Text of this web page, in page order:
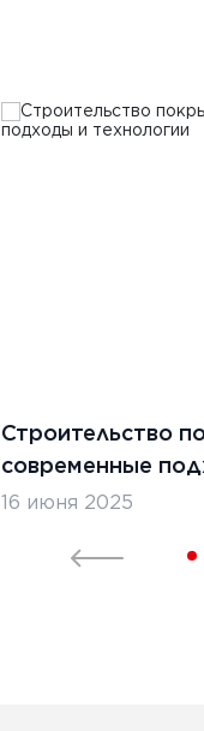
Строительство
современные
16 июня 2025